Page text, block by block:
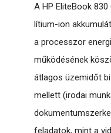
A HP EliteBook 830
lítium-ion
a processzor
működésének
átlagos üzemidőt
mellett (irodai
feladatok, mint a